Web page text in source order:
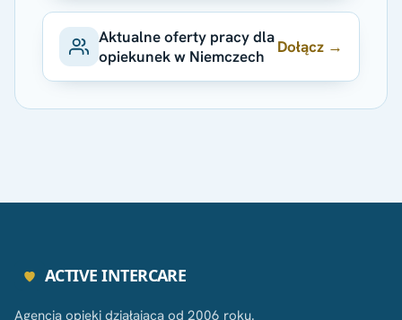
Aktualne oferty pracy dla
opiekunek w Niemczech
Dołącz →
ACTIVE INTERCARE
Agencja opieki działająca od 2006 roku.